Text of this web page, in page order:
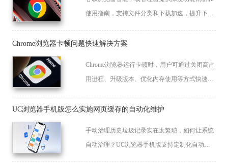
使用指南，支持文件分类和下载加速，提升下载
户管理体验。
Chrome浏览器卡顿问题快速解决方案
Chrome浏览器运行卡顿时，用户可通过关闭高占
用进程、升级版本、优化内存使用等方式快速恢
UC浏览器手机版怎么实施网页缓存的自动化维护
手动治理历史垃圾记录实在太繁琐，如何让系统
自动治理？UC浏览器手机版支持定制化自动维